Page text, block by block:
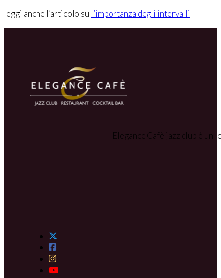
leggi anche l’articolo su l’importanza degli intervalli
Elegance Cafè jazz club è un